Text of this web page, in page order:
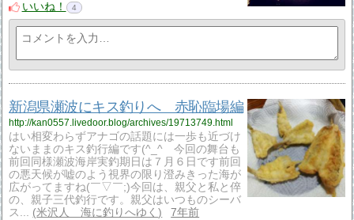
いいね！
4
新潟県瀬波にキス釣りへ 赤恥臨場編
http://kan0557.livedoor.blog/archives/19713749.html
はい相変わらずアナゴの話題には一歩も近づけ
ないままのキス釣行編です(^_^ゞ今回の舞台も
前回同様瀬波海岸実釣期日は７月６日です前回
の悪天候が嘘のよう視界の限り澄みきった海が
広がってますね(￣▽￣;)今回は、親父と私と倅
の、親子三代釣行です。親父はいつものシーバ
ス...
米沢人 海に釣りへゆく
7年前